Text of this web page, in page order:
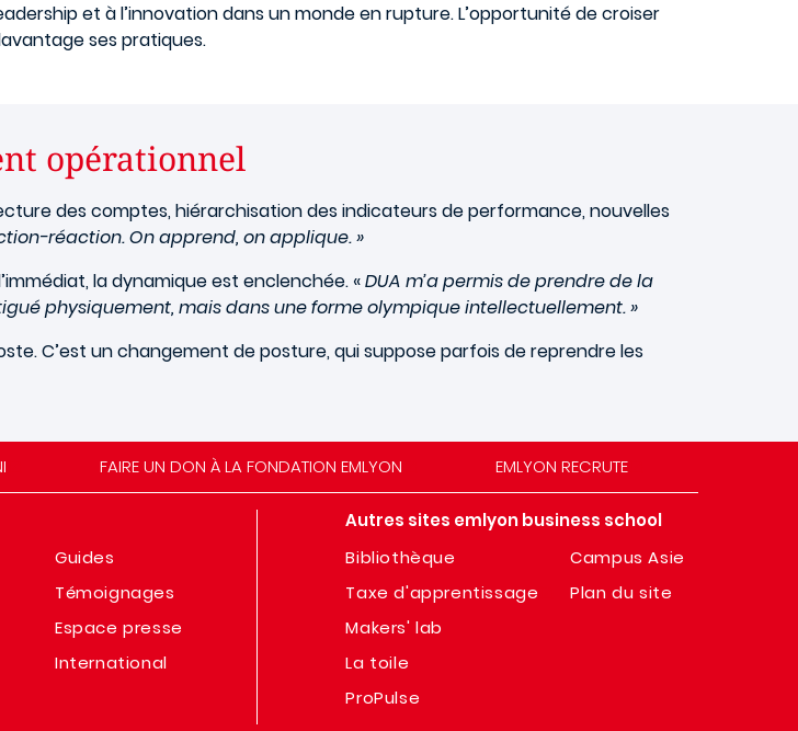
et à l’innovation dans un monde en rupture. L’opportunité de croiser
ses pratiques.
opérationnel
des comptes, hiérarchisation des indicateurs de performance, nouvelles
réaction. On apprend, on applique. »
la dynamique est enclenchée. «DUA m’a permis de prendre de la
physiquement, mais dans une forme olympique intellectuellement. »
C’est un changement de posture, qui suppose parfois de reprendre les
FAIRE UN DON À LA FONDATION EMLYON EMLYON RECRUTE
Guides
Témoignages
Espace presse
International
Autres sites emlyon business school
Bibliothèque
Taxe d'apprentissage
Makers' lab
La toile
ProPulse
Campus Asie
Plan du site